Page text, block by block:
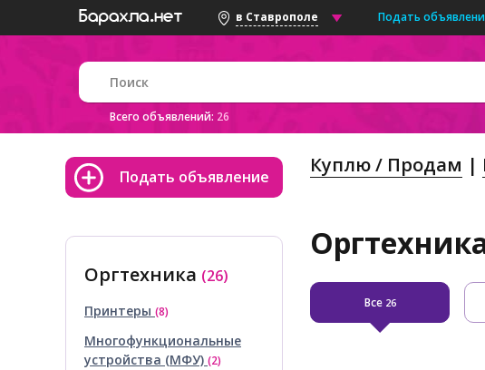
в Ставрополе Подать
Всего объявлений: 26
Подать объявление
Оргтехника (26)
Принтеры (8)
Многофункциональные
устройства (МФУ) (2)
Куплю / Продам
Все 26